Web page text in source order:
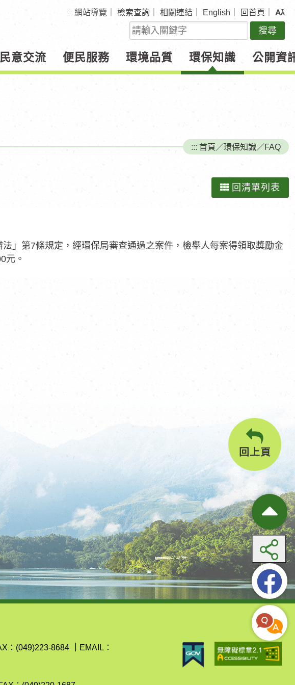
::: 網站導覽 檢索查詢 相關連結 English 回首頁
關
鍵
字
查
詢
民意交流 便民服務 環境品質 環保知識 公開資
::: 首頁 ／環保知識／FAQ
回清單列表
」第7條規定，經環保局審查通過之案件，檢舉人每案得領取獎勵金
元。
回上頁
：(049)223-8684 EMAIL：